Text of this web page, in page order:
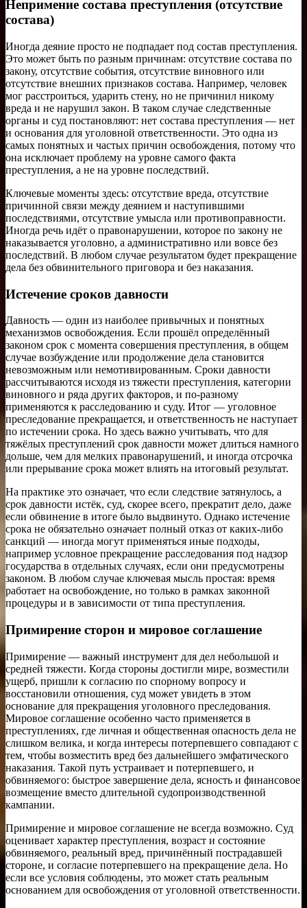
Непримение состава преступления (отсутствие
состава)
Иногда деяние просто не подпадает под состав преступления.
Это может быть по разным причинам: отсутствие состава по
закону, отсутствие события, отсутствие виновного или
отсутствие внешних признаков состава. Например, человек
мог расстроиться, ударить стену, но не причинил никому
вреда и не нарушил закон. В таком случае следственные
органы и суд постановляют: нет состава преступления — нет
и основания для уголовной ответственности. Это одна из
самых понятных и частых причин освобождения, потому что
она исключает проблему на уровне самого факта
преступления, а не на уровне последствий.
Ключевые моменты здесь: отсутствие вреда, отсутствие
причинной связи между деянием и наступившими
последствиями, отсутствие умысла или противоправности.
Иногда речь идёт о правонарушении, которое по закону не
наказывается уголовно, а административно или вовсе без
последствий. В любом случае результатом будет прекращение
дела без обвинительного приговора и без наказания.
Истечение сроков давности
Давность — один из наиболее привычных и понятных
механизмов освобождения. Если прошёл определённый
законом срок с момента совершения преступления, в общем
случае возбуждение или продолжение дела становится
невозможным или немотивированным. Сроки давности
рассчитываются исходя из тяжести преступления, категории
виновного и ряда других факторов, и по-разному
применяются к расследованию и суду. Итог — уголовное
преследование прекращается, и ответственность не наступает
по истечении срока. Но здесь важно учитывать, что для
тяжёлых преступлений срок давности может длиться намного
дольше, чем для мелких правонарушений, и иногда отсрочка
или прерывание срока может влиять на итоговый результат.
На практике это означает, что если следствие затянулось, а
срок давности истёк, суд, скорее всего, прекратит дело, даже
если обвинение в итоге было выдвинуто. Однако истечение
срока не обязательно означает полный отказ от каких-либо
санкций — иногда могут применяться иные подходы,
например условное прекращение расследования под надзор
государства в отдельных случаях, если они предусмотрены
законом. В любом случае ключевая мысль простая: время
работает на освобождение, но только в рамках законной
процедуры и в зависимости от типа преступления.
Примирение сторон и мировое соглашение
Примирение — важный инструмент для дел небольшой и
средней тяжести. Когда стороны достигли мире, возместили
ущерб, пришли к согласию по спорному вопросу и
восстановили отношения, суд может увидеть в этом
основание для прекращения уголовного преследования.
Мировое соглашение особенно часто применяется в
преступлениях, где личная и общественная опасность дела не
слишком велика, и когда интересы потерпевшего совпадают с
тем, чтобы возместить вред без дальнейшего эмфатического
наказания. Такой путь устраивает и потерпевшего, и
обвиняемого: быстрое завершение дела, ясность и финансовое
возмещение вместо длительной судопроизводственной
кампании.
Примирение и мировое соглашение не всегда возможно. Суд
оценивает характер преступления, возраст и состояние
обвиняемого, реальный вред, причинённый пострадавшей
стороне, и согласие потерпевшего на прекращение дела. Но
если все условия соблюдены, это может стать реальным
основанием для освобождения от уголовной ответственности.